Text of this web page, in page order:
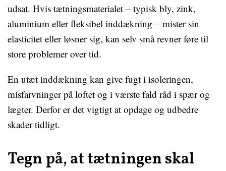
udsat. Hvis tætningsmaterialet – typisk bly, zink,
aluminium eller fleksibel inddækning – mister sin
elasticitet eller løsner sig, kan selv små revner føre til
store problemer over tid.
En utæt inddækning kan give fugt i isoleringen,
misfarvninger på loftet og i værste fald råd i spær og
lægter. Derfor er det vigtigt at opdage og udbedre
skader tidligt.
Tegn på, at tætningen skal